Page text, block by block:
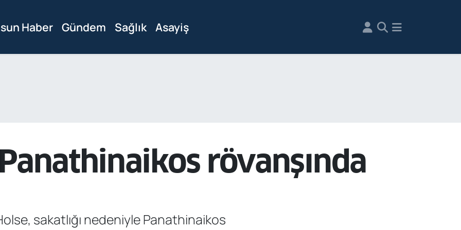
Haber Gündem Sağlık Asayiş
rövanşında
sakatlığı nedeniyle Panathinaikos